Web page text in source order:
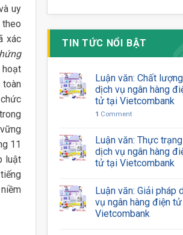
uy
xác
hoạt
toàn
11
luật
TIN TỨC NỔI BẬT
Luận văn: Chất lượng
dịch vụ ngân hàng
tử tại Vietcombank
1 Comment
Luận văn: Thực trạng
dịch vụ ngân hàng
tử tại Vietcombank
Luận văn: Giải pháp
vụ ngân hàng điện
Vietcombank